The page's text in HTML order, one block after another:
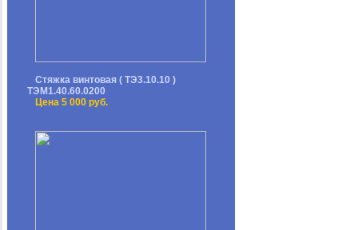
Стяжка винтовая ( ТЭ3.10.10 )
ТЭМ1.40.60.0200
Цена 5 000 руб.